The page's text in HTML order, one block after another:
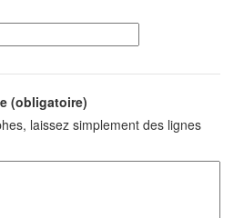
(obligatoire)
laissez simplement des lignes